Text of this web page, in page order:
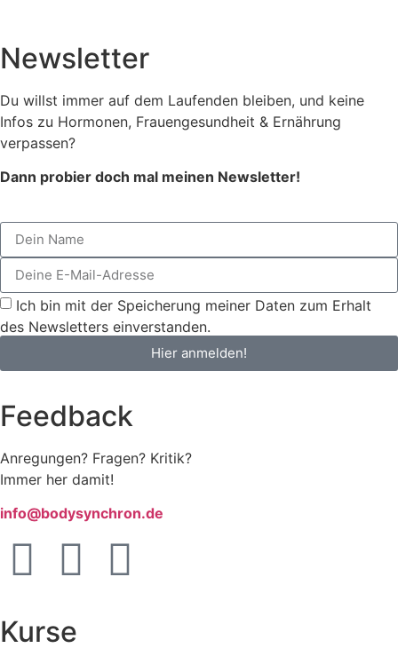
Newsletter
Du willst immer auf dem Laufenden bleiben, und keine
Infos zu Hormonen, Frauengesundheit & Ernährung
verpassen?
Dann probier doch mal meinen Newsletter!
Ich bin mit der Speicherung meiner Daten zum Erhalt
des Newsletters einverstanden.
Hier anmelden!
Feedback
Anregungen? Fragen? Kritik?
Immer her damit!
info@bodysynchron.de
Kurse